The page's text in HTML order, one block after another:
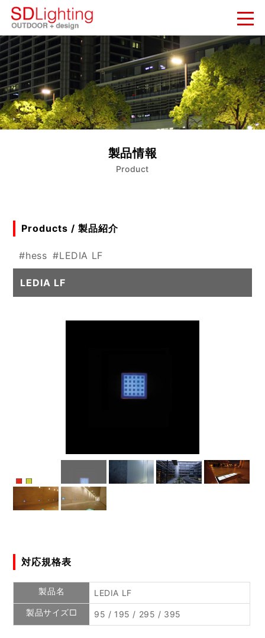
新着情報
NEWS
納入実績
WORKS
会社概要
COMPANY
製品情報
Product
Products / 製品紹介
#hess #LEDIA LF
LEDIA LF
対応規格表
製品名
LEDIA LF
製品サイズ□
95 / 195 / 295 / 395